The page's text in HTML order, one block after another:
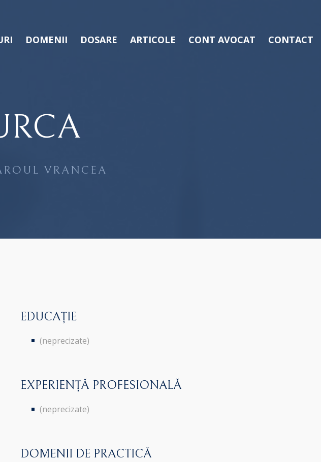
DOMENII DOSARE ARTICOLE CONT AVOCAT CONTACT
VRANCEA
EDUCAȚIE
(neprecizate)
EXPERIENȚĂ PROFESIONALĂ
(neprecizate)
DOMENII DE PRACTICĂ